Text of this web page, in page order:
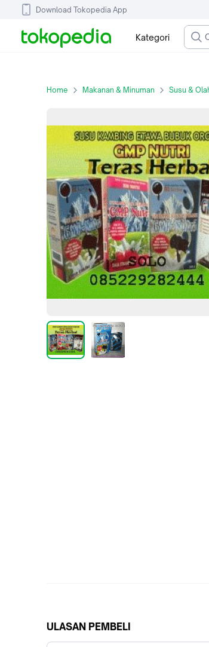
Download Tokopedia App
Kategori
Home Makanan & Minuman Susu &
ULASAN PEMBELI